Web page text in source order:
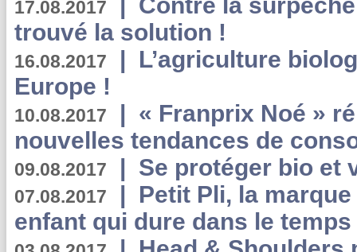
17.08.2017
trouvé la solution !
16.08.2017 | L’agriculture
Europe !
10.08.2017 | « Franprix Noé »
nouvelles tendances de
09.08.2017 | Se protéger bio et
07.08.2017 | Petit Pli, la
enfant qui dure dans le temps